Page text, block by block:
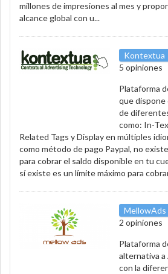
millones de impresiones al mes y
alcance global con u...
Kontextua
5 opiniones
Plataforma
que dispone
de
como: In-
Related Tags y Display en múltiples
como método de pago Paypal, no
para cobrar el saldo disponible en tu
sí existe es un límite máximo para
MellowAds
2 opiniones
Plataforma
alternativa a
con la